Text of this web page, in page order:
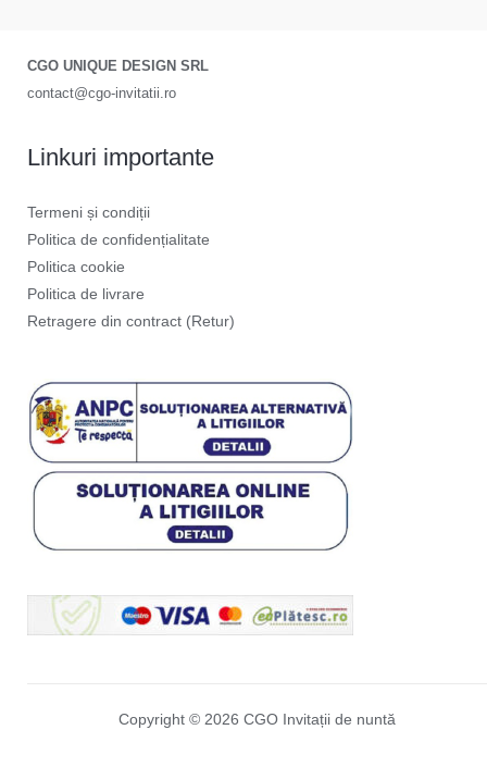
CGO UNIQUE DESIGN SRL
contact@cgo-invitatii.ro
Linkuri importante
Termeni și condiții
Politica de confidențialitate
Politica cookie
Politica de livrare
Retragere din contract (Retur)
Copyright © 2026 CGO Invitații de nuntă